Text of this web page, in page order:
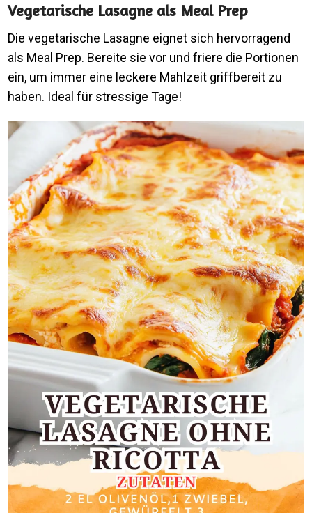
Vegetarische Lasagne als Meal Prep
Die vegetarische Lasagne eignet sich hervorragend
als Meal Prep. Bereite sie vor und friere die Portionen
ein, um immer eine leckere Mahlzeit griffbereit zu
haben. Ideal für stressige Tage!